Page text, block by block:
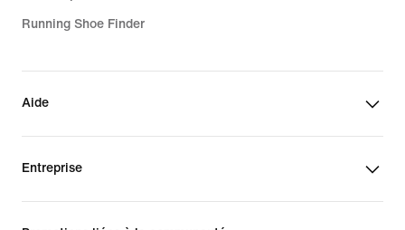
Running Shoe Finder
Aide
Entreprise